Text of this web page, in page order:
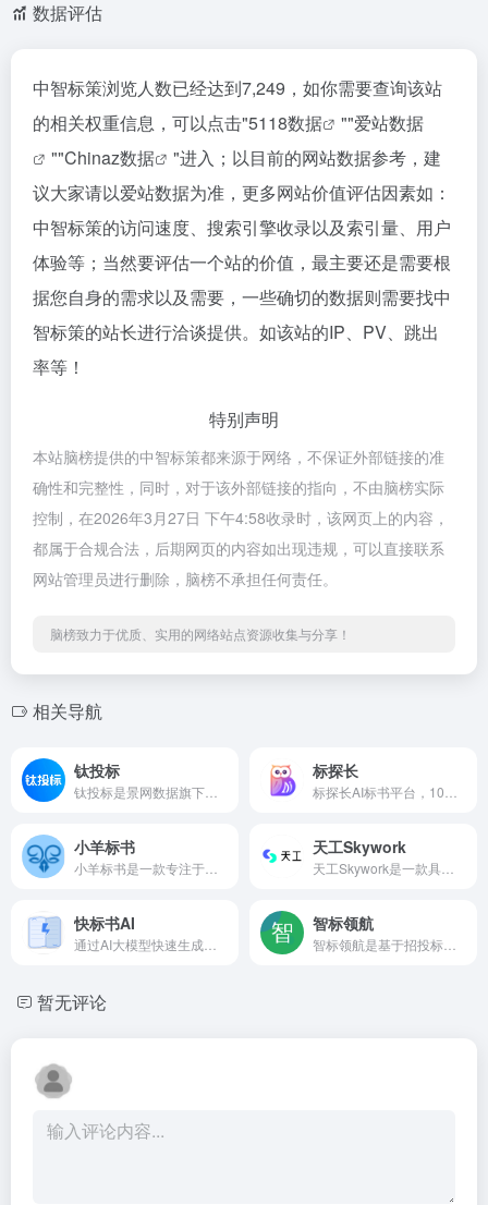
数据评估
中智标策浏览人数已经达到7,249，如你需要查询该站
的相关权重信息，可以点击"5118数据 ""爱站数据
""Chinaz数据
"进入；以目前的网站数据参考，建
议大家请以爱站数据为准，更多网站价值评估因素如：
中智标策的访问速度、搜索引擎收录以及索引量、用户
体验等；当然要评估一个站的价值，最主要还是需要根
据您自身的需求以及需要，一些确切的数据则需要找中
智标策的站长进行洽谈提供。如该站的IP、PV、跳出
率等！
特别声明
本站脑榜提供的中智标策都来源于网络，不保证外部链接的准
确性和完整性，同时，对于该外部链接的指向，不由脑榜实际
控制，在2026年3月27日 下午4:58收录时，该网页上的内容，
都属于合规合法，后期网页的内容如出现违规，可以直接联系
网站管理员进行删除，脑榜不承担任何责任。
脑榜致力于优质、实用的网络站点资源收集与分享！
相关导航
钛投标 标探长
小羊标书 天工Skywork
快标书AI 智标领航
暂无评论